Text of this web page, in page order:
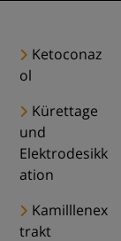
Ketoconaz
ol
Kürettage
und
Elektrodesikk
ation
Kamilllenex
trakt